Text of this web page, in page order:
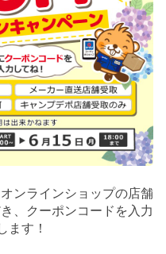
ンラインショップの店舗
、クーポンコードを入力
ます！